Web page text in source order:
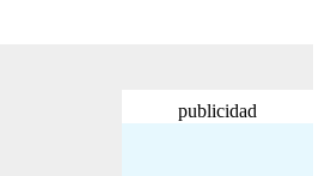
publicidad